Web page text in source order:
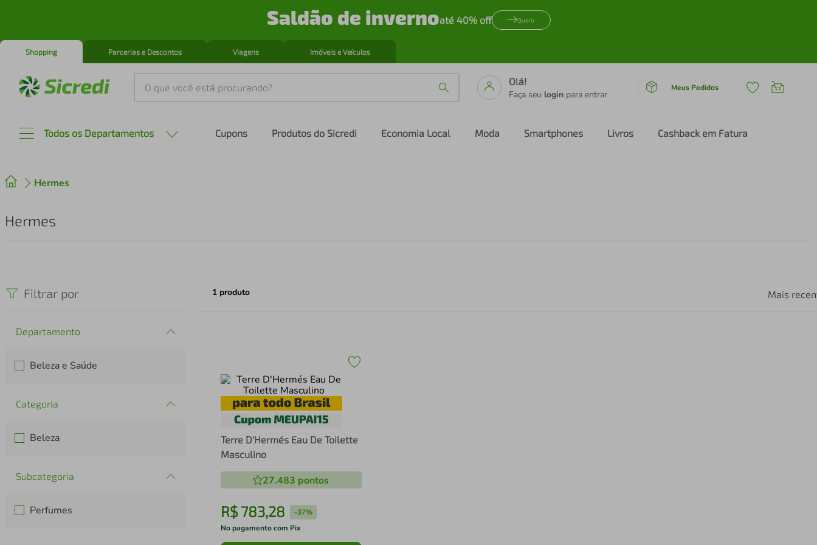
Saldão de invernoaté 40% off Quero
Shopping Parcerias e Descontos Viagens Imóveis e Veículos
O que você está procurando?
Olá!
Faça seu login para entrar
Meus Pedidos
Todos os Departamentos Cupons Produtos do Sicredi Economia Local Moda Smartphones Livros Cashback em Fatura
Hermes
Hermes
Filtrar por
Departamento
Beleza e Saúde
Categoria
Beleza
Subcategoria
Perfumes
1 produto Mais
Terre D'Hermés Eau De Toilette
Masculino
27.483 pontos
R$ 783,28 -37%
No pagamento com Pix